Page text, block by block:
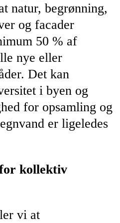
natur, begrønning,
og facader
50 % af
nye eller
Det kan
i byen og
for opsamling og
er ligeledes
kollektiv
vi at